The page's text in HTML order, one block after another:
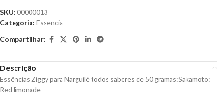
SKU: 00000013
Categoria: Essencia
Compartilhar:
Descrição
Essências Ziggy para Narguilé todos sabores de 50 gramas:Sakamoto:
Red limonade